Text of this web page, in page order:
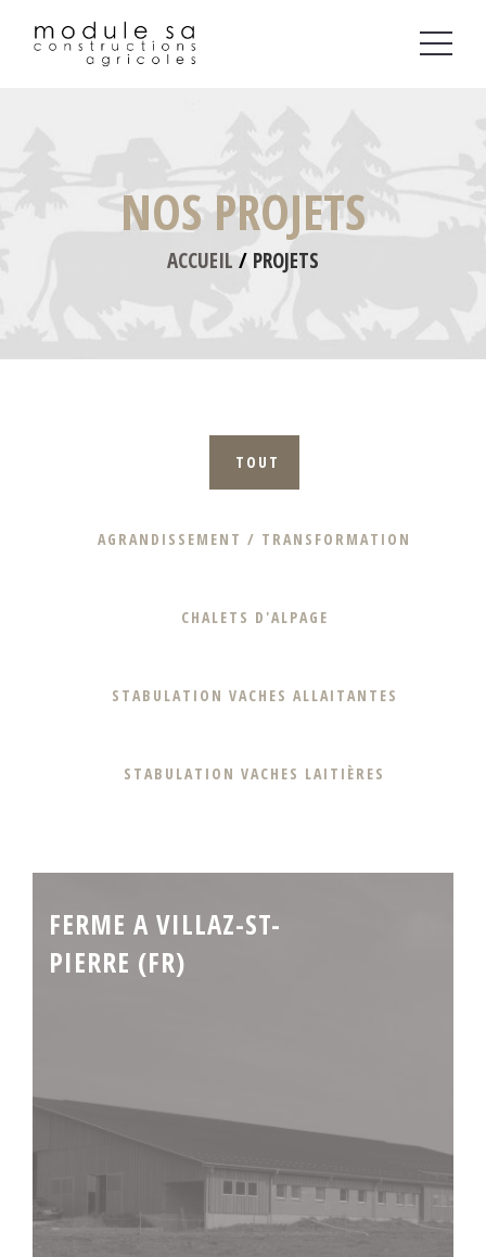
contenu
NOS PROJETS
ACCUEIL PROJETS
AGRANDISSEMENT / TRANSFORMATION
CHALETS D'ALPAGE
STABULATION VACHES ALLAITANTES
STABULATION VACHES LAITIÈRES
FERME A VILLAZ-ST-
PIERRE (FR)